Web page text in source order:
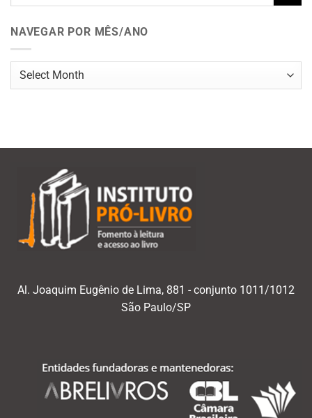
NAVEGAR POR MÊS/ANO
Navegar
Al. Joaquim Eugênio de Lima, 881 - conjunto 1011/1012
São Paulo/SP